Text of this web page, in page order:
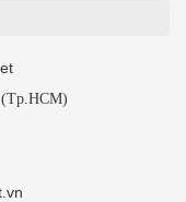
(Tp.HCM)